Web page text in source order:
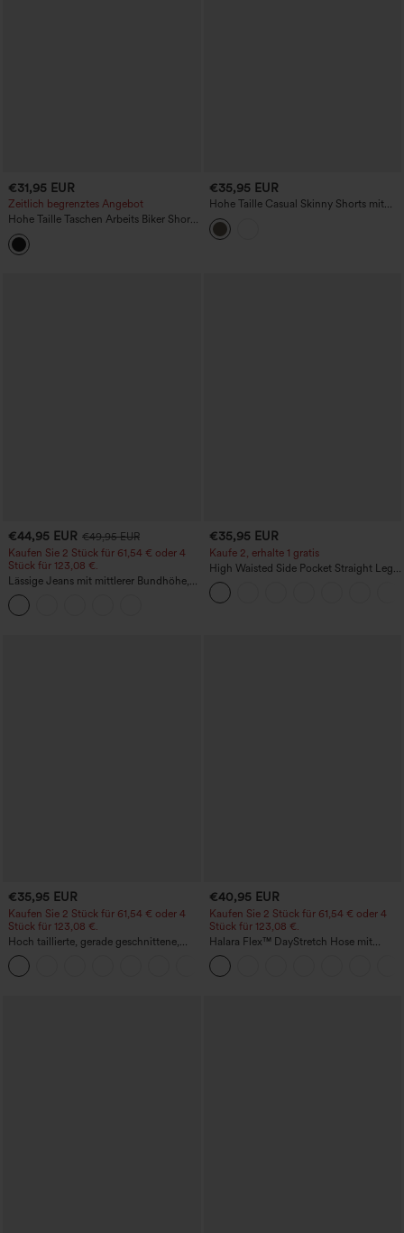
€31,95 EUR
Zeitlich begrenztes Angebot
Hohe Taille Taschen Arbeits Biker Shorts
8''
€35,95 EUR
Hohe Taille Casual Skinny Shorts mit
Taschen und umgeschlagenem Saum
€44,95 EUR €49,95 EUR
Kaufen Sie 2 Stück für 61,54 € oder 4
Stück für 123,08 €.
Lässige Jeans mit mittlerer Bundhöhe,
Kordelzug und Taschen
€35,95 EUR
Kaufe 2, erhalte 1 gratis
High Waisted Side Pocket Straight Leg
Work Pants
€35,95 EUR
Kaufen Sie 2 Stück für 61,54 € oder 4
Stück für 123,08 €.
Hoch taillierte, gerade geschnittene,
legere Leinen-Optik-Hose mit Taschen
€40,95 EUR
Kaufen Sie 2 Stück für 61,54 € oder 4
Stück für 123,08 €.
Halara Flex™ DayStretch Hose mit
mittlerer Bundhöhe, seitlicher
Reißverschlusstasche und
Work‑Flare‑Schnitt